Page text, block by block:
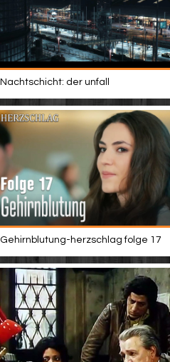
Nachtschicht: der unfall
Gehirnblutung-herzschlag folge 17